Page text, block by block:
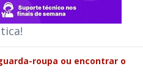
roupa ou encontrar o